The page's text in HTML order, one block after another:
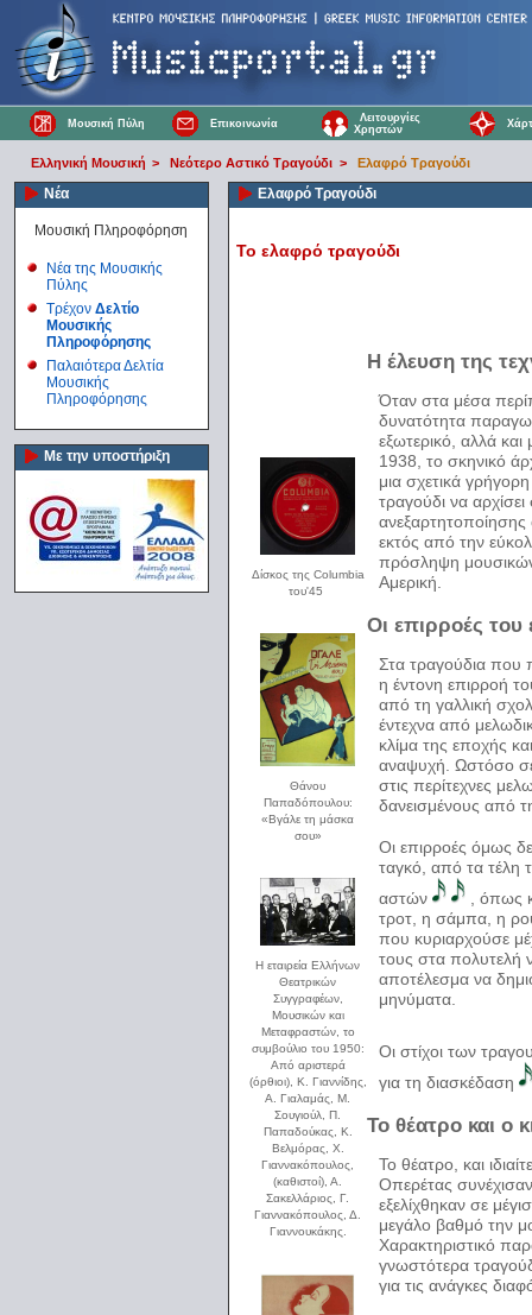
Μουσική Πύλη Επικοινωνία
Λειτουργίες
Χρηστών
Ελληνική Μουσική > Νεότερο Αστικό Τραγούδι > Ελαφρό Τραγούδι
Νέα
Μουσική Πληροφόρηση
Νέα της Μουσικής
Πύλης
Τρέχον Δελτίο
Μουσικής
Πληροφόρησης
Παλαιότερα Δελτία
Μουσικής
Πληροφόρησης
Με την υποστήριξη
Ελαφρό Τραγούδι
Το ελαφρό τραγούδι
Δίσκος της Columbia
του'45
Θάνου
Παπαδόπουλου:
«Βγάλε τη μάσκα
σου»
H εταιρεία Ελλήνων
Θεατρικών
Συγγραφέων,
Μουσικών και
Μεταφραστών, το
συμβούλιο του 1950:
Από αριστερά
(όρθιοι), Κ. Γιαννίδης,
Α. Γιαλαμάς, Μ.
Σουγιούλ, Π.
Παπαδούκας, Κ.
Βελμόρας, Χ.
Γιαννακόπουλος,
(καθιστοί), Α.
Σακελλάριος, Γ.
Γιαννακόπουλος, Δ.
Γιαννουκάκης.
Η έλευση της
Όταν στα μέσα
δυνατότητα
εξωτερικό, αλλά
1938, το σκηνικό
μια σχετικά
τραγούδι να
εκτός από την
πρόσληψη
Αμερική.
Οι επιρροές του
Στα τραγούδια που
η έντονη επιρροή
από τη γαλλική
έντεχνα από
κλίμα της εποχής
αναψυχή. Ωστόσο σε
στις περίτεχνες
δανεισμένους από
Οι επιρροές όμως
ταγκό, από τα τέλη
αστών
, όπως
τροτ, η σάμπα, η
που κυριαρχούσε
τους στα πολυτελή
αποτέλεσμα να
μηνύματα.
Οι στίχοι των
για τη διασκέδαση
Το θέατρο και ο
Το θέατρο, και
Οπερέτας
εξελίχθηκαν σε
μεγάλο βαθμό την
Χαρακτηριστικό
γνωστότερα
για τις ανάγκες